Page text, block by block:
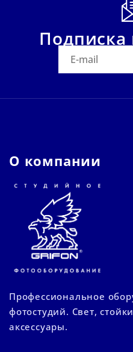
Подписка
О компании
Профессиональное
фотостудий. Свет,
аксессуары.